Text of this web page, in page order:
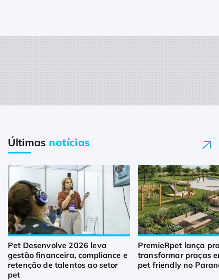
Últimas notícias
Pet Desenvolve 2026 leva
gestão financeira, compliance e
retenção de talentos ao setor
pet
PremieRpet lança
transformar praças
pet friendly no